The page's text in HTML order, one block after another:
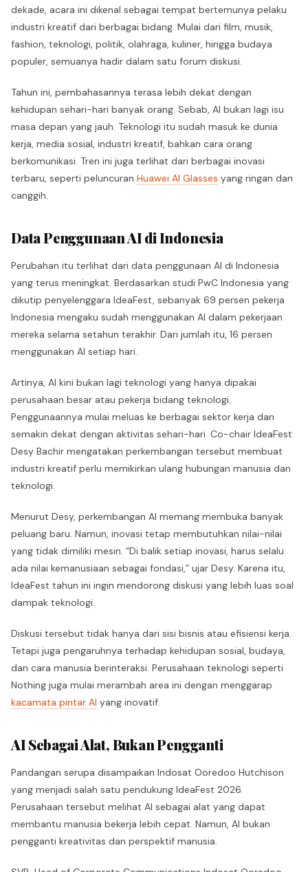
dekade, acara ini dikenal sebagai tempat bertemunya pelaku
industri kreatif dari berbagai bidang. Mulai dari film, musik,
fashion, teknologi, politik, olahraga, kuliner, hingga budaya
populer, semuanya hadir dalam satu forum diskusi.
Tahun ini, pembahasannya terasa lebih dekat dengan
kehidupan sehari-hari banyak orang. Sebab, AI bukan lagi isu
masa depan yang jauh. Teknologi itu sudah masuk ke dunia
kerja, media sosial, industri kreatif, bahkan cara orang
berkomunikasi. Tren ini juga terlihat dari berbagai inovasi
terbaru, seperti peluncuran Huawei AI Glasses yang ringan dan
canggih.
Data Penggunaan AI di Indonesia
Perubahan itu terlihat dari data penggunaan AI di Indonesia
yang terus meningkat. Berdasarkan studi PwC Indonesia yang
dikutip penyelenggara IdeaFest, sebanyak 69 persen pekerja
Indonesia mengaku sudah menggunakan AI dalam pekerjaan
mereka selama setahun terakhir. Dari jumlah itu, 16 persen
menggunakan AI setiap hari.
Artinya, AI kini bukan lagi teknologi yang hanya dipakai
perusahaan besar atau pekerja bidang teknologi.
Penggunaannya mulai meluas ke berbagai sektor kerja dan
semakin dekat dengan aktivitas sehari-hari. Co-chair IdeaFest
Desy Bachir mengatakan perkembangan tersebut membuat
industri kreatif perlu memikirkan ulang hubungan manusia dan
teknologi.
Menurut Desy, perkembangan AI memang membuka banyak
peluang baru. Namun, inovasi tetap membutuhkan nilai-nilai
yang tidak dimiliki mesin. “Di balik setiap inovasi, harus selalu
ada nilai kemanusiaan sebagai fondasi,” ujar Desy. Karena itu,
IdeaFest tahun ini ingin mendorong diskusi yang lebih luas soal
dampak teknologi.
Diskusi tersebut tidak hanya dari sisi bisnis atau efisiensi kerja.
Tetapi juga pengaruhnya terhadap kehidupan sosial, budaya,
dan cara manusia berinteraksi. Perusahaan teknologi seperti
Nothing juga mulai merambah area ini dengan menggarap
kacamata pintar AI yang inovatif.
AI Sebagai Alat, Bukan Pengganti
Pandangan serupa disampaikan Indosat Ooredoo Hutchison
yang menjadi salah satu pendukung IdeaFest 2026.
Perusahaan tersebut melihat AI sebagai alat yang dapat
membantu manusia bekerja lebih cepat. Namun, AI bukan
pengganti kreativitas dan perspektif manusia.